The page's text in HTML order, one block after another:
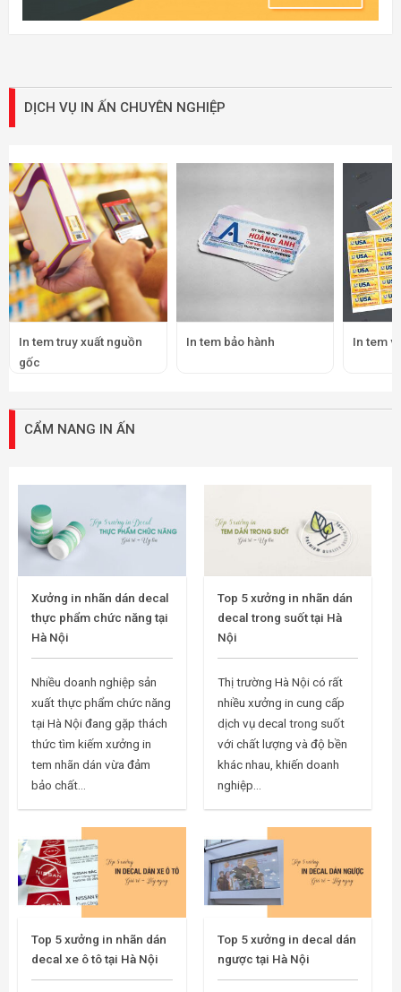
DỊCH VỤ IN ẤN CHUYÊN NGHIỆP
In tem truy xuất nguồn
gốc
In tem bảo hành In tem
CẨM NANG IN ẤN
Xưởng in nhãn dán decal
thực phẩm chức năng tại
Hà Nội
Nhiều doanh nghiệp sản
xuất thực phẩm chức năng
tại Hà Nội đang gặp thách
thức tìm kiếm xưởng in
tem nhãn dán vừa đảm
bảo chất...
Top 5 xưởng in nhãn dán
decal trong suốt tại Hà
Nội
Thị trường Hà Nội có rất
nhiều xưởng in cung cấp
dịch vụ decal trong suốt
với chất lượng và độ bền
khác nhau, khiến doanh
nghiệp...
Top 5 xưởng in nhãn dán
decal xe ô tô tại Hà Nội
Top 5 xưởng in decal dán
ngược tại Hà Nội